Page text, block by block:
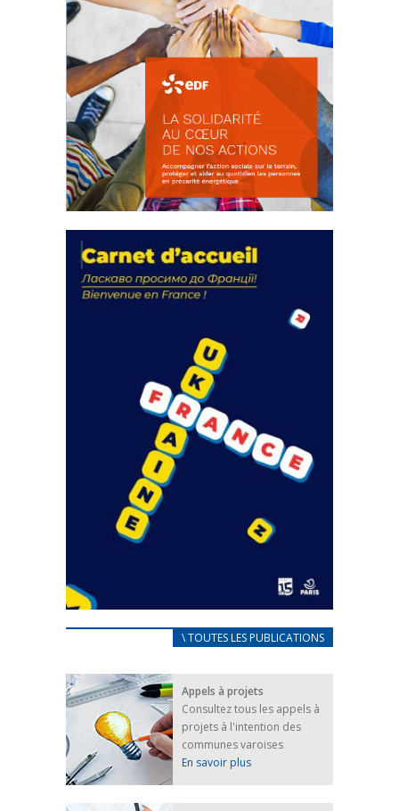
actions
18 septembre 2023
FEUILLETER
CARNET D’ACCUEIL
25 avril 2022
Afin d’accompagner au mieux les réfugiés
ukrainiens arrivés en France,...
FEUILLETER
\ TOUTES LES PUBLICATIONS
Appels à projets
Consultez tous les appels à
projets à l'intention des
communes varoises
En savoir plus